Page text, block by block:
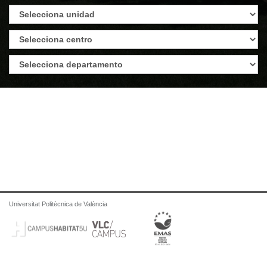
Universitat Politècnica de València